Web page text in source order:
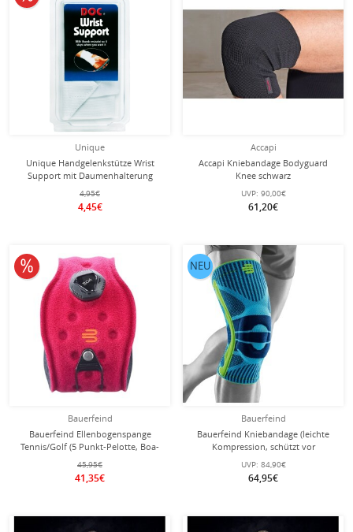
Unique
Unique Handgelenkstütze Wrist
Support mit Daumenhalterung
weiss Universalgröße
4,95€
4,45€
Accapi
Accapi Kniebandage Bodyguard
Knee schwarz
UVP: 90,00€
61,20€
Bauerfeind
Bauerfeind Ellenbogenspange
Tennis/Golf (5 Punkt-Pelotte, Boa-
Verschluss) pink
45,95€
41,35€
10% reduziert
Bauerfeind
Bauerfeind Kniebandage (leichte
Kompression, schützt vor
Überlastung) riverablau - 1 Stück
UVP: 84,90€
64,95€
NEU